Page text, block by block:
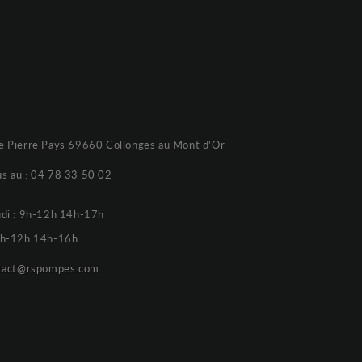
Pierre Pays 69660 Collonges au Mont d'Or
au :04 78 33 50 02
: 9h-12h 14h-17h
12h 14h-16h